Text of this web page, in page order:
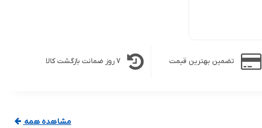
تضمین بهترین قیمت 7 روز ضمانت بازگشت کالا
مشاهده همه